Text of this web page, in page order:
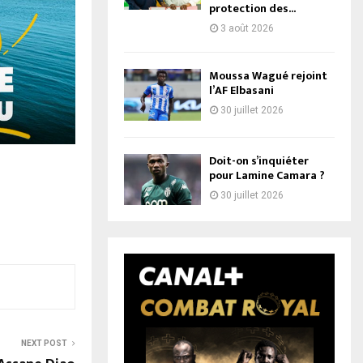
NEXT POST
protection des...
3 août 2026
Moussa Wagué rejoint
l’AF Elbasani
30 juillet 2026
Doit-on s’inquiéter
pour Lamine Camara ?
30 juillet 2026